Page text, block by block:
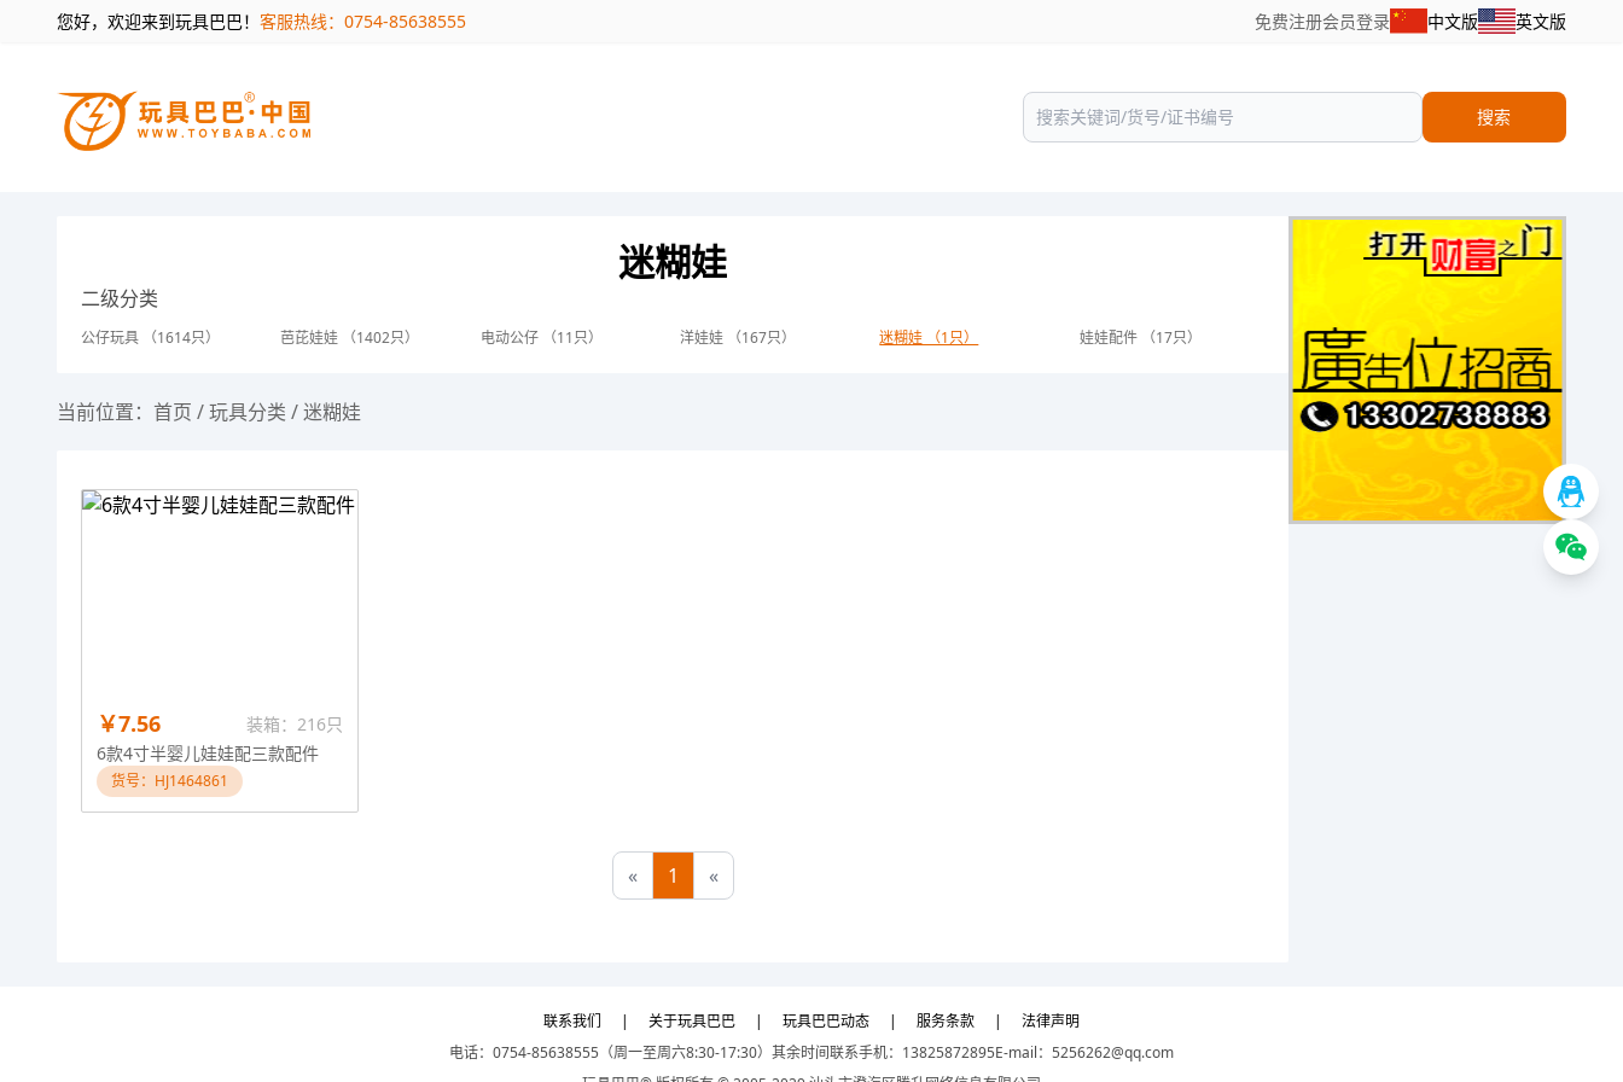
您好，欢迎来到玩具巴巴！ 客服热线：0754-85638555 免费注册会员登录 中文版 英文版
搜索
迷糊娃
二级分类
公仔玩具 （1614只） 芭芘娃娃 （1402只） 电动公仔 （11只） 洋娃娃 （167只） 迷糊娃 （1只） 娃娃配件 （17只）
当前位置： 首页 /玩具分类 /迷糊娃
￥7.56
装箱：216只
6款4寸半婴儿娃娃配三款配件
货号：HJ1464861
« 1 «
联系我们 | 关于玩具巴巴 | 玩具巴巴动态 | 服务条款 |
法律声明
电话：0754-85638555（周一至周六8:30-17:30） 其余时间联系手机：13825872895E-mail：5256262@qq.com